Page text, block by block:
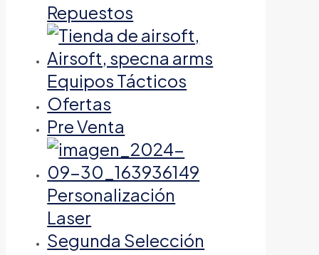
Repuestos
Equipos Tácticos
Ofertas
Pre Venta
Personalización
Laser
Segunda Selección